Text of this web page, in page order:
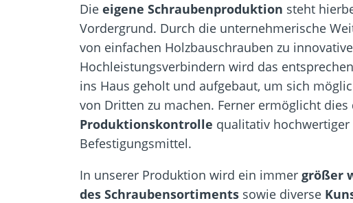
Die eigene Schraubenproduktion steht
Vordergrund. Durch die unternehmerische
von einfachen Holzbauschrauben zu
Hochleistungsverbindern wird das
ins Haus geholt und aufgebaut, um sich
von Dritten zu machen. Ferner ermöglicht dies
Produktionskontrolle qualitativ hochwertiger
Befestigungsmittel.
In unserer Produktion wird ein immer größer
des Schraubensortimentssowie diverse